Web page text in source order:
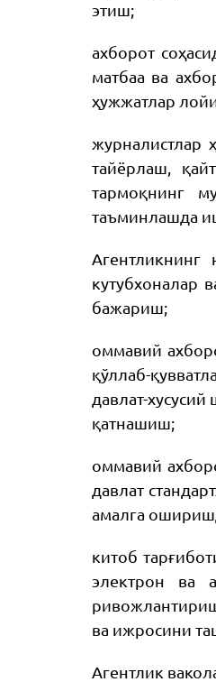
этиш;
ахборот
матбаа ва
ҳужжатлар
журналистлар
тайёрлаш,
тармоқнинг
таъминлашда
Агентликнинг
кутубхоналар
бажариш;
оммавий
қўллаб-
давлат-
қатнашиш;
оммавий
давлат
амалга
китоб
электрон ва
ва ижросини
Агентлик